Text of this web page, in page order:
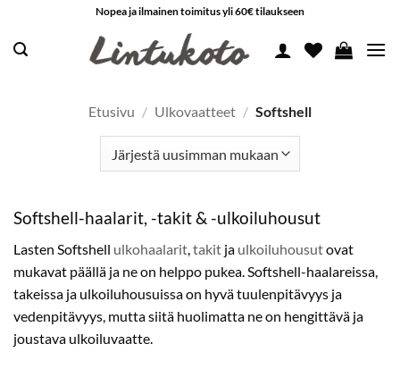
content
Nopea ja ilmainen toimitus yli 60€ tilaukseen
Etusivu / Ulkovaatteet / Softshell
Softshell-haalarit, -takit & -ulkoiluhousut
Lasten Softshell ulkohaalarit takit ja ulkoiluhousutovat
mukavat päällä ja ne on helppo pukea. Softshell-haalareissa,
takeissa ja ulkoiluhousuissa on hyvä tuulenpitävyys ja
vedenpitävyys, mutta siitä huolimatta ne on hengittävä ja
joustava ulkoiluvaatte.